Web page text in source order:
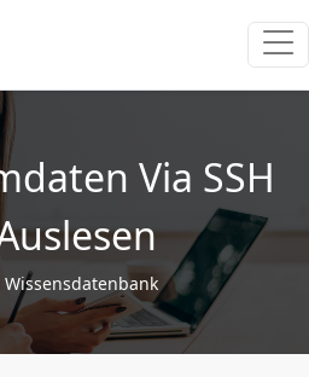
Via SSH
Wissensdatenbank